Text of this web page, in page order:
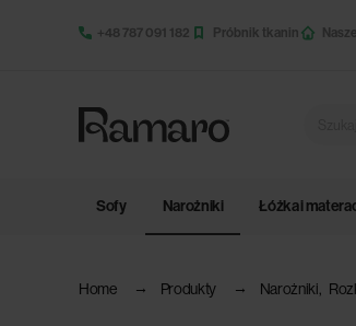
+48 787 091 182 Próbnik tkanin
Sofy Narożniki Łóżka i
Home Produkty Narożniki